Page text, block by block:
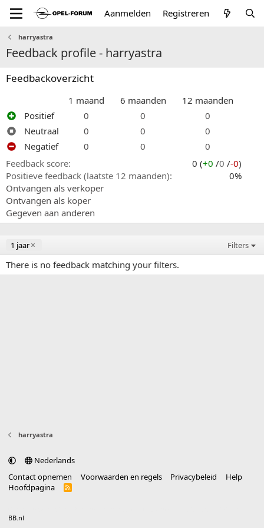
Aanmelden Registreren
harryastra
Feedback profile - harryastra
Feedbackoverzicht
1 maand 6 maanden
12 maanden
Positief
0 0
0
Neutraal
0 0
0
Negatief
0 0
0
Feedback score
0 (+0 /0 /-0)
Positieve feedback (laatste 12 maanden)
0%
Ontvangen als verkoper
Ontvangen als koper
Gegeven aan anderen
1 jaar Filters
There is no feedback matching your filters.
harryastra
Nederlands
Contact opnemen
Voorwaarden en regels Privacybeleid
Help
Hoofdpagina
R
BB.nl